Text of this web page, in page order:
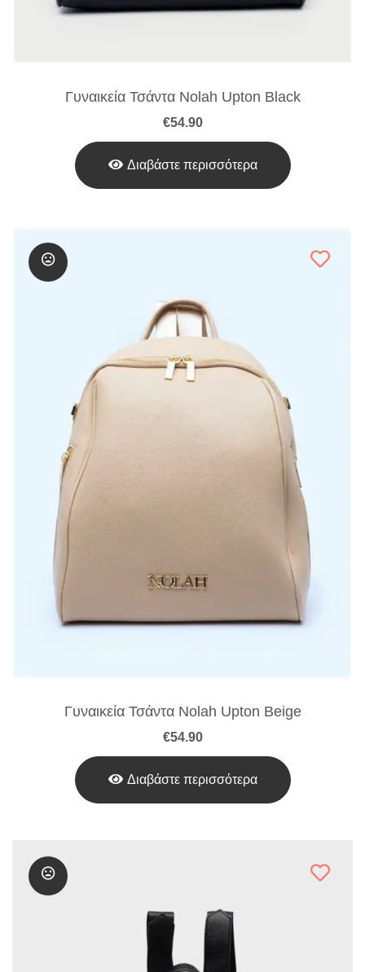
Γυναικεία Τσάντα Nolah Upton Black
€54.90
Διαβάστε περισσότερα
Γυναικεία Τσάντα Nolah Upton Beige
€54.90
Διαβάστε περισσότερα